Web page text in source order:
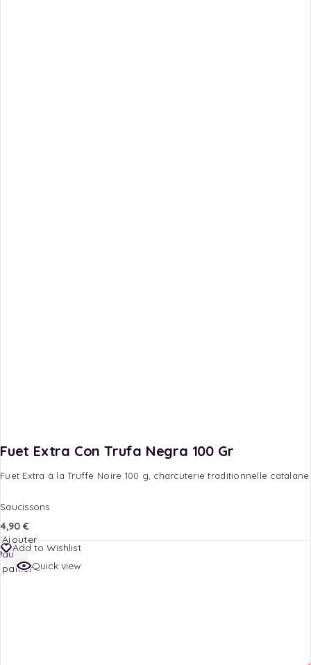
Fuet Extra Con Trufa Negra 100 Gr
Fuet Extra à la Truffe Noire 100 g, charcuterie traditionnelle
Saucissons
4,90 €
Add to Wishlist
Quick view
Ajouter
au
panier